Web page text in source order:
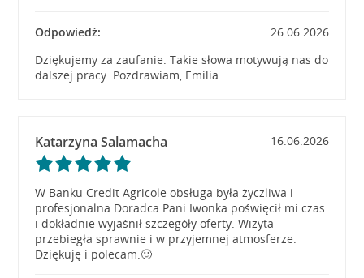
Odpowiedź:
26.06.2026
Dziękujemy za zaufanie. Takie słowa motywują nas do
dalszej pracy. Pozdrawiam, Emilia
Katarzyna Salamacha 16.06.2026
W Banku Credit Agricole obsługa była życzliwa i
profesjonalna.Doradca Pani Iwonka poświęcił mi czas
i dokładnie wyjaśnił szczegóły oferty. Wizyta
przebiegła sprawnie i w przyjemnej atmosferze.
Dziękuję i polecam.🙂